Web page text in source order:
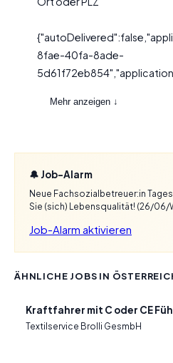
8fae-40fa-8ade-
Mehr anzeigen ↓
🔔 Job-Alarm
Neue Fachsozialbetreuer:in
Sie (sich) Lebensqualität! (26/06/
Job-Alarm aktivieren
ÄHNLICHE JOBS IN
Kraftfahrer mit C oder CE
Textilservice Brolli GesmbH